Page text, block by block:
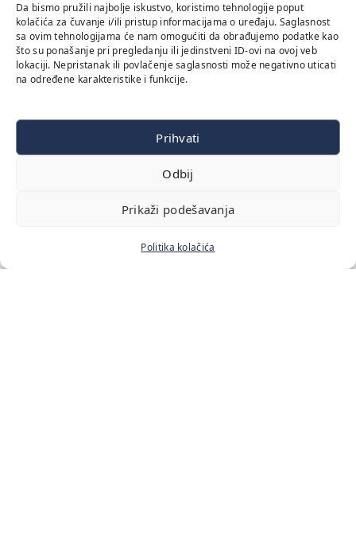
Da bismo pružili najbolje iskustvo, koristimo tehnologije poput
kolačića za čuvanje i/ili pristup informacijama o uređaju. Saglasnost
sa ovim tehnologijama će nam omogućiti da obrađujemo podatke kao
što su ponašanje pri pregledanju ili jedinstveni ID-ovi na ovoj veb
lokaciji. Nepristanak ili povlačenje saglasnosti može negativno uticati
na određene karakteristike i funkcije.
Prihvati
Odbij
Prikaži podešavanja
Politika kolačića